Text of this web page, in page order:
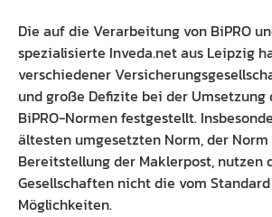
Die auf die Verarbeitung von BiPRO
spezialisierte Inveda.net aus Leipzig
verschiedener
und große Defizite bei der
BiPRO-Normen festgestellt.
ältesten umgesetzten Norm, der
Bereitstellung der Maklerpost, nutzen
Gesellschaften nicht die vom
Möglichkeiten.